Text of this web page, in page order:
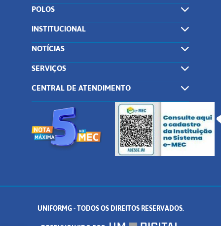
POLOS
INSTITUCIONAL
NOTÍCIAS
SERVIÇOS
CENTRAL DE ATENDIMENTO
UNIFORMG - TODOS OS DIREITOS RESERVADOS.